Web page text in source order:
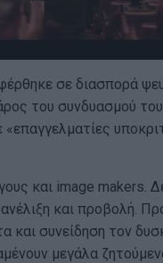
σε διασπορά
του συνδυασμού
και image makers.
και προβολή.
και συνείδηση τον
μεγάλα